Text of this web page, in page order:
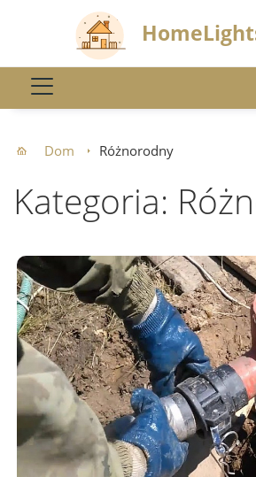
Dom Różnorodny
Kategoria: